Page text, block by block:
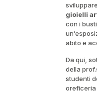
gioielli
con i
abito e
Da qui,
della
studenti
oreficeria